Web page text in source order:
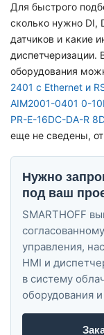
Для быстрого
сколько нужно DI,
датчиков и какие
диспетчеризации.
оборудования
2401 с Ethernet и
AIM2001-0401 0-
PR-E-16DC-DA-R
еще не сведены,
Нужно
под ваш
SMARTHOFF
управления,
HMI и
в систему
оборудования